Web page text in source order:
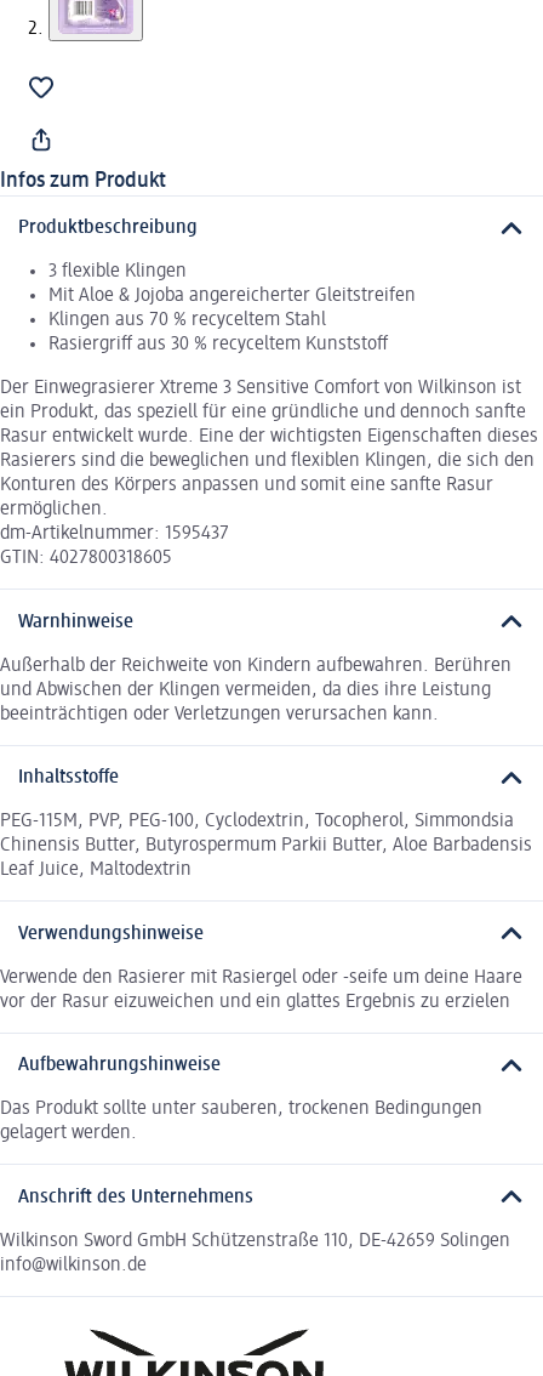
Infos zum Produkt
Produktbeschreibung
3 flexible Klingen
Mit Aloe & Jojoba angereicherter Gleitstreifen
Klingen aus 70 % recyceltem Stahl
Rasiergriff aus 30 % recyceltem Kunststoff
Der Einwegrasierer Xtreme 3 Sensitive Comfort von Wilkinson ist
ein Produkt, das speziell für eine gründliche und dennoch sanfte
Rasur entwickelt wurde. Eine der wichtigsten Eigenschaften dieses
Rasierers sind die beweglichen und flexiblen Klingen, die sich den
Konturen des Körpers anpassen und somit eine sanfte Rasur
ermöglichen.
dm-Artikelnummer: 1595437
GTIN: 4027800318605
Warnhinweise
Außerhalb der Reichweite von Kindern aufbewahren. Berühren
und Abwischen der Klingen vermeiden, da dies ihre Leistung
beeinträchtigen oder Verletzungen verursachen kann.
Inhaltsstoffe
PEG-115M, PVP, PEG-100, Cyclodextrin, Tocopherol, Simmondsia
Chinensis Butter, Butyrospermum Parkii Butter, Aloe Barbadensis
Leaf Juice, Maltodextrin
Verwendungshinweise
Verwende den Rasierer mit Rasiergel oder -seife um deine Haare
vor der Rasur eizuweichen und ein glattes Ergebnis zu erzielen
Aufbewahrungshinweise
Das Produkt sollte unter sauberen, trockenen Bedingungen
gelagert werden.
Anschrift des Unternehmens
Wilkinson Sword GmbH Schützenstraße 110, DE-42659 Solingen
info@wilkinson.de